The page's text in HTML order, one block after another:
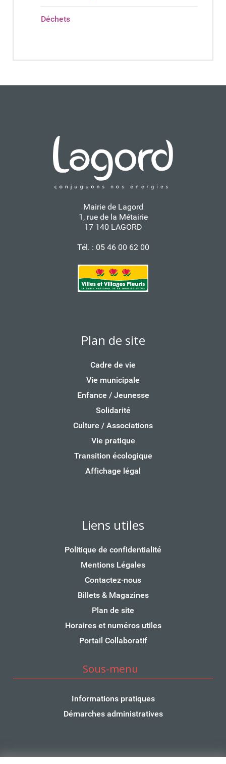
Déchets
Mairie de Lagord
1, rue de la Métairie
17 140 LAGORD
Tél. : 05 46 00 62 00
Plan de site
Cadre de vie
Vie municipale
Enfance / Jeunesse
Solidarité
Culture / Associations
Vie pratique
Transition écologique
Affichage légal
Liens utiles
Politique de confidentialité
Mentions Légales
Contactez-nous
Billets & Magazines
Plan de site
Horaires et numéros utiles
Portail Collaboratif
Sous-menu
Informations pratiques
Démarches administratives